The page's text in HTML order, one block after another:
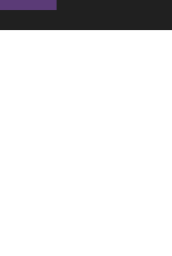
TILAUKSIIN